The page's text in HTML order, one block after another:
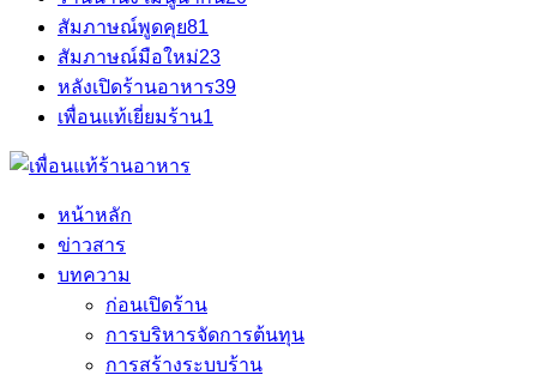
สัมภาษณ์พูดคุย81
สัมภาษณ์มือใหม่23
หลังเปิดร้านอาหาร39
เพื่อนแท้เยี่ยมร้าน1
หน้าหลัก
ข่าวสาร
บทความ
ก่อนเปิดร้าน
การบริหารจัดการต้นทุน
การสร้างระบบร้าน